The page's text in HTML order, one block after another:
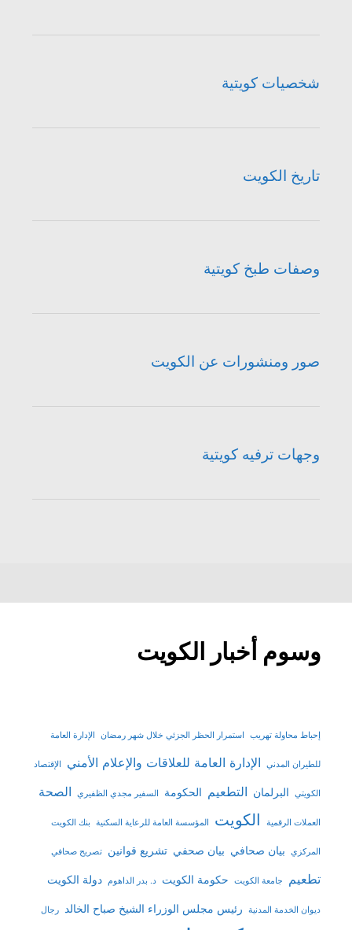
شخصيات كويتية
تاريخ الكويت
وصفات طبخ كويتية
صور ومنشورات عن الكويت
وجهات ترفيه كويتية
وسوم أخبار الكويت
إحباط محاولة تهريب استمرار الحظر الجزئي خلال شهر رمضان الإدارة العامة
للطيران المدني الإدارة العامة للعلاقات والإعلام الأمني الإقتصاد
الكويتي البرلمان التطعيم الحكومة السفير مجدي الظفيري الصحة
العملات الرقمية الكويت المؤسسة العامة للرعاية السكنية بنك الكويت
المركزي بيان صحافي بيان صحفي تشريع قوانين تصريح صحافي
تطعيم جامعة الكويت حكومة الكويت د. بدر الداهوم دولة الكويت
ديوان الخدمة المدنية رئيس مجلس الوزراء الشيخ صباح الخالد رجال